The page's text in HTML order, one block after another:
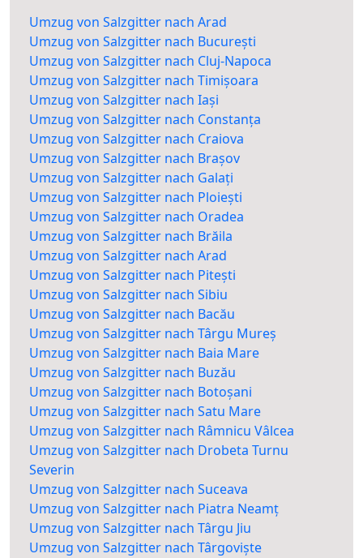
Umzug von Salzgitter nach Arad
Umzug von Salzgitter nach București
Umzug von Salzgitter nach Cluj-Napoca
Umzug von Salzgitter nach Timișoara
Umzug von Salzgitter nach Iași
Umzug von Salzgitter nach Constanța
Umzug von Salzgitter nach Craiova
Umzug von Salzgitter nach Brașov
Umzug von Salzgitter nach Galați
Umzug von Salzgitter nach Ploiești
Umzug von Salzgitter nach Oradea
Umzug von Salzgitter nach Brăila
Umzug von Salzgitter nach Arad
Umzug von Salzgitter nach Pitești
Umzug von Salzgitter nach Sibiu
Umzug von Salzgitter nach Bacău
Umzug von Salzgitter nach Târgu Mureș
Umzug von Salzgitter nach Baia Mare
Umzug von Salzgitter nach Buzău
Umzug von Salzgitter nach Botoșani
Umzug von Salzgitter nach Satu Mare
Umzug von Salzgitter nach Râmnicu Vâlcea
Umzug von Salzgitter nach Drobeta Turnu
Severin
Umzug von Salzgitter nach Suceava
Umzug von Salzgitter nach Piatra Neamț
Umzug von Salzgitter nach Târgu Jiu
Umzug von Salzgitter nach Târgoviște